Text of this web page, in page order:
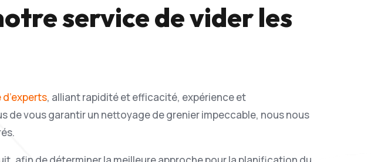
service de vider les
, alliant rapidité et efficacité, expérience et
de vous garantir un nettoyage de grenier impeccable, nous nous